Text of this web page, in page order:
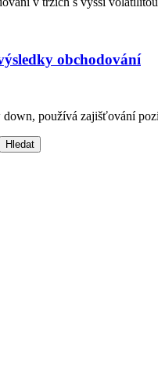
obchodování
používá zajišťování